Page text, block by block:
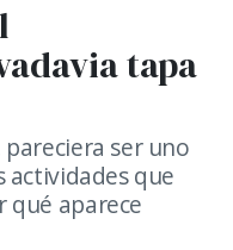
tapa
pareciera ser uno
actividades que
qué aparece